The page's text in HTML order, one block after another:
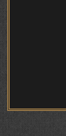
ИНЪИКОСИ
ГУЗАШТА